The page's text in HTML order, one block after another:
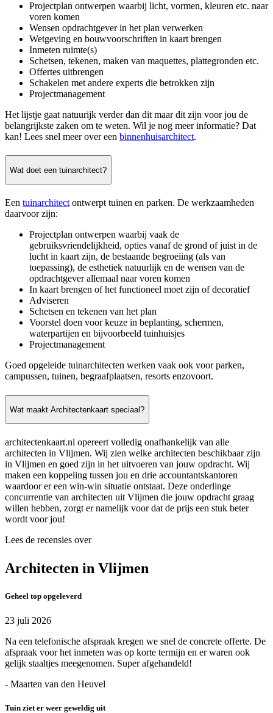
Projectplan ontwerpen waarbij licht, vormen, kleuren etc. naar
voren komen
Wensen opdrachtgever in het plan verwerken
Wetgeving en bouwvoorschriften in kaart brengen
Inmeten ruimte(s)
Schetsen, tekenen, maken van maquettes, plattegronden etc.
Offertes uitbrengen
Schakelen met andere experts die betrokken zijn
Projectmanagement
Het lijstje gaat natuurijk verder dan dit maar dit zijn voor jou de
belangrijkste zaken om te weten. Wil je nog meer informatie? Dat
kan! Lees snel meer over een binnenhuisarchitect.
Wat doet een tuinarchitect?
Een tuinarchitect ontwerpt tuinen en parken. De werkzaamheden
daarvoor zijn:
Projectplan ontwerpen waarbij vaak de
gebruiksvriendelijkheid, opties vanaf de grond of juist in de
lucht in kaart zijn, de bestaande begroeiing (als van
toepassing), de esthetiek natuurlijk en de wensen van de
opdrachtgever allemaal naar voren komen
In kaart brengen of het functioneel moet zijn of decoratief
Adviseren
Schetsen en tekenen van het plan
Voorstel doen voor keuze in beplanting, schermen,
waterpartijen en bijvoorbeeld tuinhuisjes
Projectmanagement
Goed opgeleide tuinarchitecten werken vaak ook voor parken,
campussen, tuinen, begraafplaatsen, resorts enzovoort.
Wat maakt Architectenkaart speciaal?
architectenkaart.nl opereert volledig onafhankelijk van alle
architecten in Vlijmen. Wij zien welke architecten beschikbaar zijn
in Vlijmen en goed zijn in het uitvoeren van jouw opdracht. Wij
maken een koppeling tussen jou en drie accountantskantoren
waardoor er een win-win situatie ontstaat. Deze onderlinge
concurrentie van architecten uit Vlijmen die jouw opdracht graag
willen hebben, zorgt er namelijk voor dat de prijs een stuk beter
wordt voor jou!
Lees de recensies over
Architecten in Vlijmen
Geheel top opgeleverd
23 juli 2026
Na een telefonische afspraak kregen we snel de concrete offerte. De
afspraak voor het inmeten was op korte termijn en er waren ook
gelijk staaltjes meegenomen. Super afgehandeld!
- Maarten van den Heuvel
Tuin ziet er weer geweldig uit